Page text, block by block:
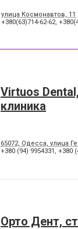
улица Космонавтов, 11
+380(63)714-62-62,
Virtuos
клиника
65072, Одесса, улица
+380 (94) 9954331 , +380
Орто Дент,